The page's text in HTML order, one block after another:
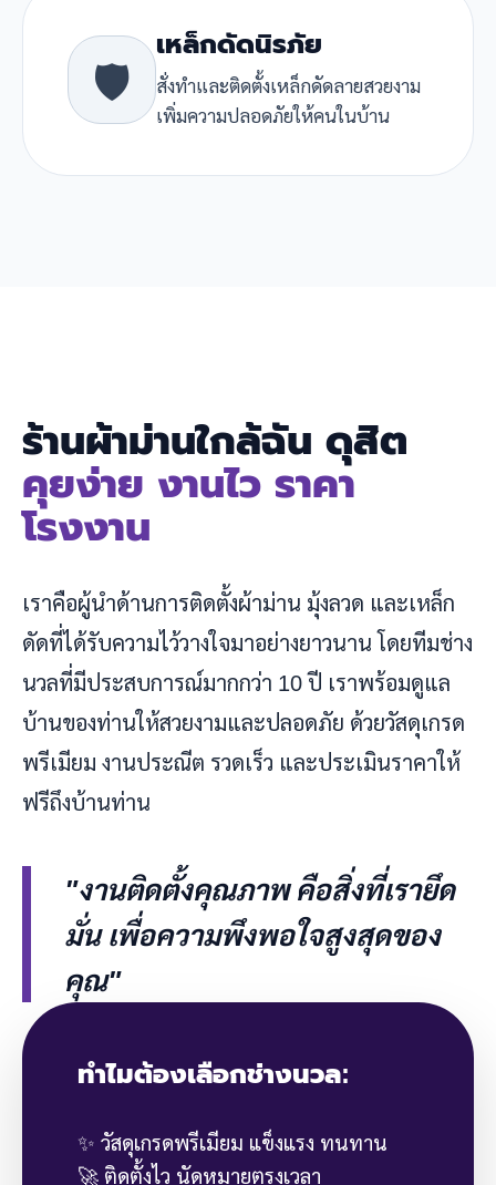
🛡️
เหล็กดัดนิรภัย
สั่งทำและติดตั้งเหล็กดัดลายสวยงาม
เพิ่มความปลอดภัยให้คนในบ้าน
ร้านผ้าม่านใกล้ฉัน ดุสิต
คุยง่าย งานไว ราคา
โรงงาน
เราคือผู้นำด้านการติดตั้งผ้าม่าน มุ้งลวด และเหล็ก
ดัดที่ได้รับความไว้วางใจมาอย่างยาวนาน โดยทีมช่าง
นวลที่มีประสบการณ์มากกว่า 10 ปี เราพร้อมดูแล
บ้านของท่านให้สวยงามและปลอดภัย ด้วยวัสดุเกรด
พรีเมียม งานประณีต รวดเร็ว และประเมินราคาให้
ฟรีถึงบ้านท่าน
"งานติดตั้งคุณภาพ คือสิ่งที่เรายึด
มั่น เพื่อความพึงพอใจสูงสุดของ
คุณ"
ทำไมต้องเลือกช่างนวล:
✨ วัสดุเกรดพรีเมียม แข็งแรง ทนทาน
🚀 ติดตั้งไว นัดหมายตรงเวลา